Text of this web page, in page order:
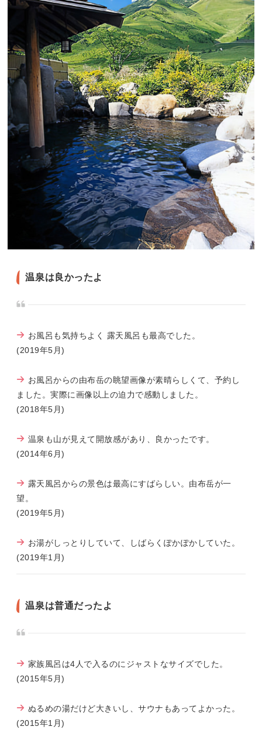
温泉は良かったよ
お風呂も気持ちよく 露天風呂も最高でした。
(2019年5月)
お風呂からの由布岳の眺望画像が素晴らしくて、予約し
ました。実際に画像以上の迫力で感動しました。
(2018年5月)
温泉も山が見えて開放感があり、良かったです。
(2014年6月)
露天風呂からの景色は最高にすばらしい。由布岳が一
望。
(2019年5月)
お湯がしっとりしていて、しばらくぽかぽかしていた。
(2019年1月)
温泉は普通だったよ
家族風呂は4人で入るのにジャストなサイズでした。
(2015年5月)
ぬるめの湯だけど大きいし、サウナもあってよかった。
(2015年1月)